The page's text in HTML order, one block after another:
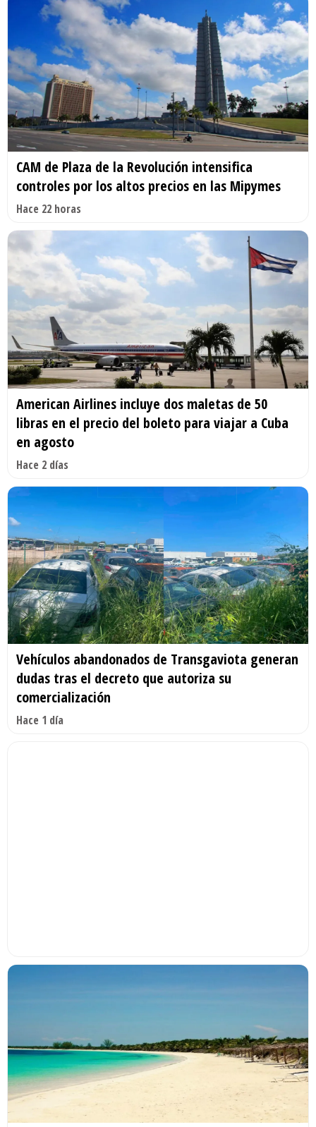
CAM de Plaza de la Revolución intensifica
controles por los altos precios en las Mipymes
Hace 22 horas
American Airlines incluye dos maletas de 50
libras en el precio del boleto para viajar a Cuba
en agosto
Hace 2 días
Vehículos abandonados de Transgaviota generan
dudas tras el decreto que autoriza su
comercialización
Hace 1 día